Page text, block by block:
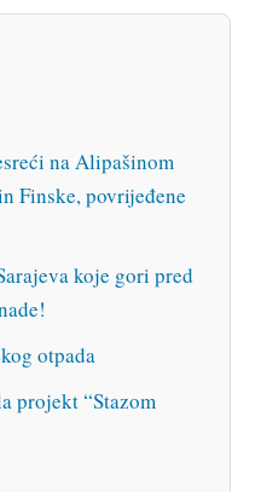
na Alipašinom
Finske, povrijeđene
koje gori pred
otpada
projekt “Stazom